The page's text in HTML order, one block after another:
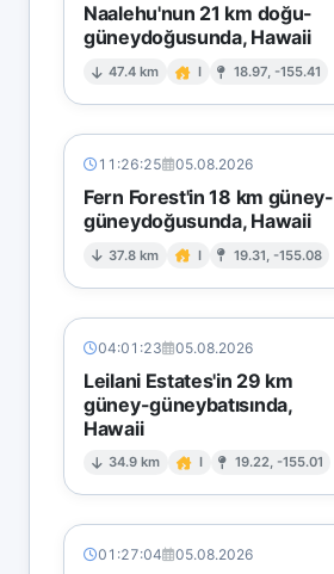
Naalehu'nun 21 km doğu-
güneydoğusunda, Hawaii
47.4 km I 18.97, -155.41
11:26:25 05.08.2026
Fern Forest'in 18 km güney-
güneydoğusunda, Hawaii
37.8 km I 19.31, -155.08
04:01:23 05.08.2026
Leilani Estates'in 29 km
güney-güneybatısında,
Hawaii
34.9 km I 19.22, -155.01
01:27:04 05.08.2026